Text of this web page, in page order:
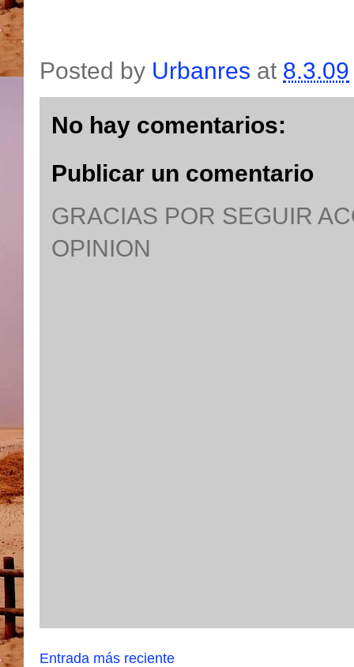
Posted by Urbanres at 8.3.09
No hay comentarios:
Publicar un comentario
GRACIAS POR SEGUIR
OPINION
Entrada más reciente